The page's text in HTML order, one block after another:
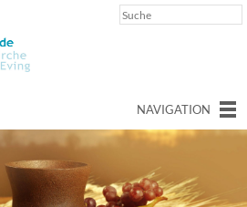
NAVIGATION